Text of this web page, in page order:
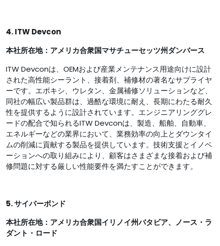
4. ITW Devcon
本社所在地：アメリカ合衆国マサチューセッツ州ダンバース
ITW Devconは、OEMおよび産業メンテナンス用途向けに設計
された高性能シーラント、接着剤、補修材の著名なサプライヤ
ーです。エポキシ、ウレタン、金属補修ソリューションなど、
同社の幅広い製品群は、過酷な環境に耐え、長期にわたる耐久
性を提供するように設計されています。エンジニアリンググレ
ードの配合で知られるITW Devconは、製造、船舶、自動車、
エネルギーなどの業界において、業務効率の向上とダウンタイ
ムの削減に貢献する製品を提供しています。技術支援とイノベ
ーションへの取り組みにより、顧客はさまざまな接着および補
修問題に対する厳しい性能要件を満たすことができます。
5. サイバーボンド
本社所在地：アメリカ合衆国イリノイ州バタビア、ノース・ラ
ダント・ロード